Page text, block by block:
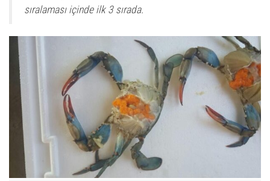
:
sıralaması içinde ilk 3 sırada.